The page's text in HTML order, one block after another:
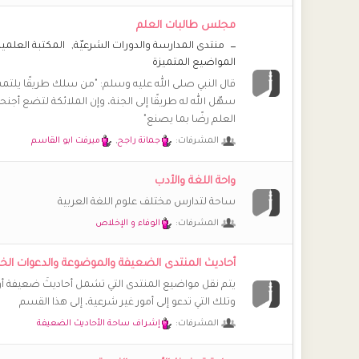
**راضية**
يااااه شعور عجيييب، كيف حالكن يا أخوات، ما رأيكن بحياة
**راضية**
السلام عليكم ورحمة الله وبركاته
@أمة الله ~ عائشة ~ غالبا الملفات انفقدت .. اعرف
أمة الله ~ عائشة ~
عن يُسَيرَةَ رَضي الله عنها - وكانت من المهاجرات - قالت:
مَسؤُولاتٍ مُستَنطَقَاتٍ ، وَلَا تَعْفُلنَ؛ فَتَنسَينَ الرَّحمَةَ» قال
الرَّحْمَةَ» وصية النبي ﷺ لنا نحن معشر النساء
اشتقت بحجم السماء.. كيف حالكم يا غاليات هل يتذكرني
أمة الله ~ عائشة ~
مجلس طالبات العلم
منتدى المدارسة والدورات الشرعيّة
المكتبة
المواضيع المتميزة
قال النبي صلى الله عليه وسلم: "من سلك طريقًا
سهّل الله له طريقًا إلى الجنة، وإن الملائكة لتضع
العلم رضًا بما يصنع"
المشرفات: جمانة راجح, ميرفت ابو القاسم
واحة اللغة والأدب
ساحة لتدارس مختلف علوم اللغة العربية
المشرفات: الوفاء و الإخلاص
أحاديث المنتدى الضعيفة والموضوعة والدعوات
يتم نقل مواضيع المنتدى التي تشمل أحاديثَ ضعيفة
وتلك التي تدعو إلى أمور غير شرعية، إلى هذا القسم
المشرفات: إشراف ساحة الأحاديث الضعيفة